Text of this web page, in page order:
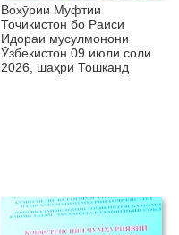
Вохӯрии Муфтии
Тоҷикистон бо Раиси
Идораи мусулмонони
Ӯзбекистон 09 июли соли
2026, шаҳри Тошканд